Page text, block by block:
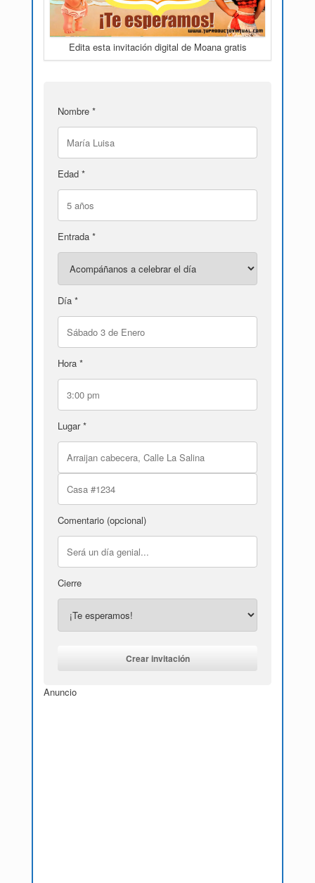
Edita esta invitación digital de Moana gratis
Nombre *
Edad *
Entrada *
Día *
Hora *
Lugar *
Comentario (opcional)
Cierre
Anuncio